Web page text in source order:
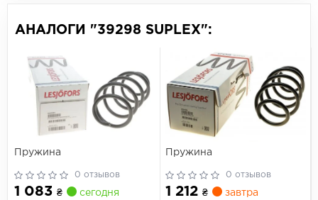
АНАЛОГИ "39298 SUPLEX":
Пружина
0 отзывов
1 083 ₴ сегодня
Пружина
0 отзывов
1 212 ₴ завтра